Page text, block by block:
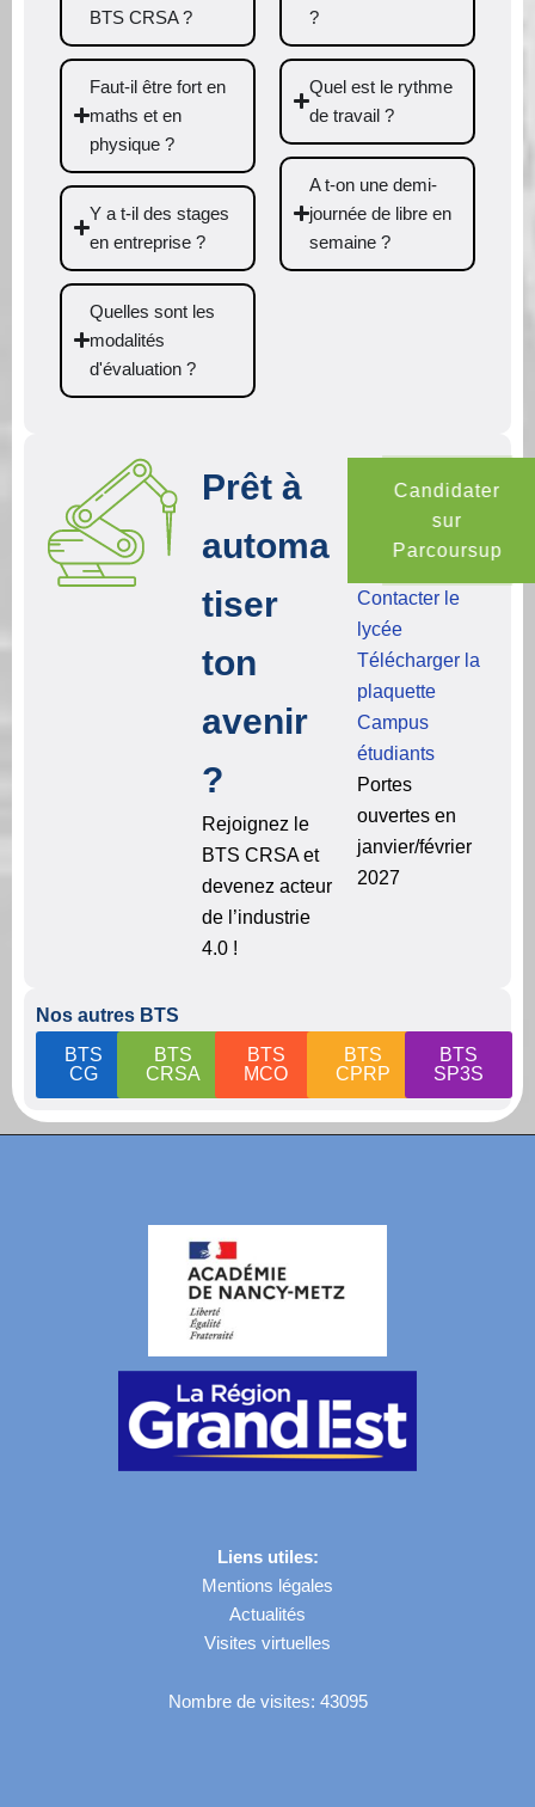
BTS CRSA ?
Faut-il être fort en
maths et en
physique ?
Y a t-il des stages
en entreprise ?
Quelles sont les
modalités
d'évaluation ?
?
Quel est le rythme
de travail ?
A t-on une demi-
journée de libre en
semaine ?
Prêt à
automa
tiser
ton
avenir
?
Rejoignez le
BTS CRSA et
devenez acteur
de l’industrie
4.0 !
Candidater
sur
Parcoursup
Contacter le
lycée
Télécharger la
plaquette
Campus
étudiants
Portes
ouvertes en
janvier/février
2027
Nos autres BTS
BTS
CG
BTS
CRSA
BTS
MCO
BTS
CPRP
BTS
SP3S
Liens utiles:
Mentions légales
Actualités
Visites virtuelles
Nombre de visites: 43095